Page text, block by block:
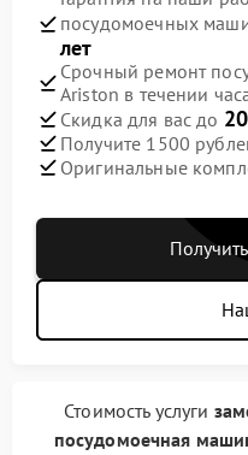
посудомоечных
лет
Срочный ремонт
Ariston в течении
Скидка для вас до
Получите 1500
Оригинальные
Стоимость услуги
посудомоечная